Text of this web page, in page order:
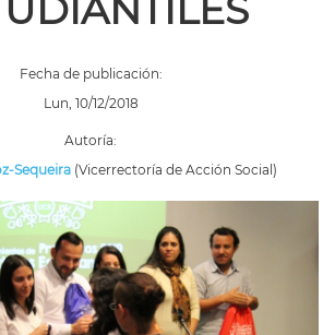
Fecha de publicación:
Lun, 10/12/2018
Autoría:
Sequeira (Vicerrectoría de Acción Social)